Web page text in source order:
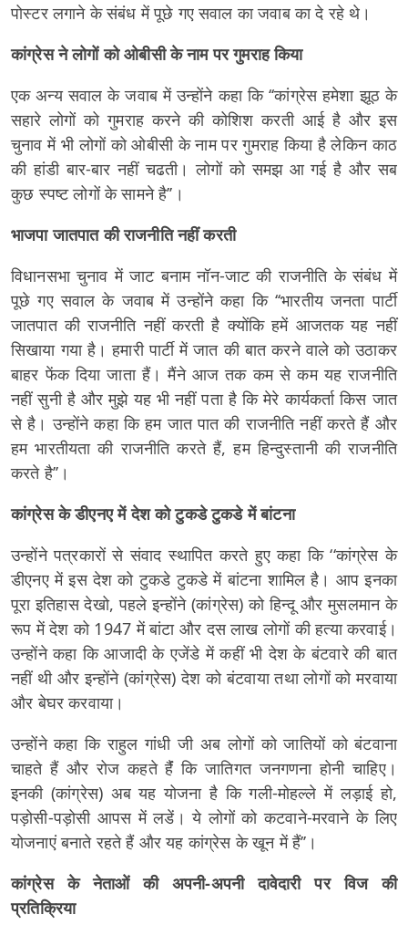
पोस्टर लगाने के संबंध में पूछे गए सवाल का जवाब का दे रहे थे।
कांग्रेस ने लोगों को ओबीसी के नाम पर गुमराह किया
एक अन्य सवाल के जवाब में उन्होंने कहा कि ‘‘कांग्रेस हमेशा झूठ के
सहारे लोगों को गुमराह करने की कोशिश करती आई है और इस
चुनाव में भी लोगों को ओबीसी के नाम पर गुमराह किया है लेकिन काठ
की हांडी बार-बार नहीं चढती। लोगों को समझ आ गई है और सब
कुछ स्पष्ट लोगों के सामने है’’।
भाजपा जातपात की राजनीति नहीं करती
विधानसभा चुनाव में जाट बनाम नॉन-जाट की राजनीति के संबंध में
पूछे गए सवाल के जवाब में उन्होंने कहा कि ‘‘भारतीय जनता पार्टी
जातपात की राजनीति नहीं करती है क्योंकि हमें आजतक यह नहीं
सिखाया गया है। हमारी पार्टी में जात की बात करने वाले को उठाकर
बाहर फेंक दिया जाता हैं। मैंने आज तक कम से कम यह राजनीति
नहीं सुनी है और मुझे यह भी नहीं पता है कि मेरे कार्यकर्ता किस जात
से है। उन्होंने कहा कि हम जात पात की राजनीति नहीं करते हैं और
हम भारतीयता की राजनीति करते हैं, हम हिन्दुस्तानी की राजनीति
करते है’’।
कांग्रेस के डीएनए में देश को टुकडे टुकडे में बांटना
उन्होंने पत्रकारों से संवाद स्थापित करते हुए कहा कि ‘‘कांग्रेस के
डीएनए में इस देश को टुकडे टुकडे में बांटना शामिल है। आप इनका
पूरा इतिहास देखो, पहले इन्होंने (कांग्रेस) को हिन्दू और मुसलमान के
रूप में देश को 1947 में बांटा और दस लाख लोगों की हत्या करवाई।
उन्होंने कहा कि आजादी के एजेंडे में कहीं भी देश के बंटवारे की बात
नहीं थी और इन्होंने (कांग्रेस) देश को बंटवाया तथा लोगों को मरवाया
और बेघर करवाया।
उन्होंने कहा कि राहुल गांधी जी अब लोगों को जातियों को बंटवाना
चाहते हैं और रोज कहते हैंं कि जातिगत जनगणना होनी चाहिए।
इनकी (कांग्रेस) अब यह योजना है कि गली-मोहल्ले में लड़ाई हो,
पड़ोसी-पड़ोसी आपस में लडें। ये लोगों को कटवाने-मरवाने के लिए
योजनाएं बनाते रहते हैं और यह कांग्रेस के खून में हैं’’।
कांग्रेस के नेताओं की अपनी-अपनी दावेदारी पर विज की
प्रतिक्रिया